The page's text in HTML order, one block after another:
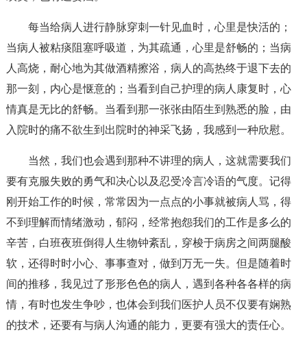
每当给病人进行静脉穿刺一针见血时，心里是快活的；
当病人被粘痰阻塞呼吸道，为其疏通，心里是舒畅的；当病
人高烧，耐心地为其做酒精擦浴，病人的高热终于退下去的
那一刻，内心是惬意的；当看到自己护理的病人康复时，心
情真是无比的舒畅。当看到那一张张由陌生到熟悉的脸，由
入院时的痛不欲生到出院时的神采飞扬，我感到一种欣慰。
当然，我们也会遇到那种不讲理的病人，这就需要我们
要有克服失败的勇气和决心以及忍受冷言冷语的气度。记得
刚开始工作的时候，常常因为一点点的小事就被病人骂，得
不到理解而情绪激动，郁闷，经常抱怨我们的工作是多么的
辛苦，白班夜班倒得人生物钟紊乱，穿梭于病房之间两腿酸
软，还得时时小心、事事查对，做到万无一失。但是随着时
间的推移，我见过了形形色色的病人，遇到各种各各样的病
情，有时也发生争吵，也体会到我们医护人员不仅要有娴熟
的技术，还要有与病人沟通的能力，更要有强大的责任心。